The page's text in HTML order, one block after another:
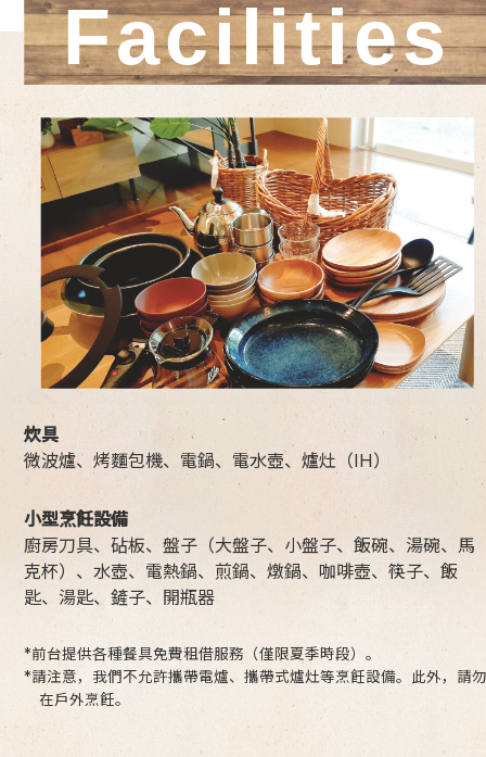
Facilities
炊具
微波爐、烤麵包機、電鍋、電水壺、爐灶（IH）
小型烹飪設備
廚房刀具、砧板、盤子（大盤子、小盤子、飯碗、湯碗、馬
克杯）、水壺、電熱鍋、煎鍋、燉鍋、咖啡壺、筷子、飯
匙、湯匙、鏟子、開瓶器
*前台提供各種餐具免費租借服務（僅限夏季時段）。
*請注意，我們不允許攜帶電爐、攜帶式爐灶等烹飪設備。此外，請
在戶外烹飪。